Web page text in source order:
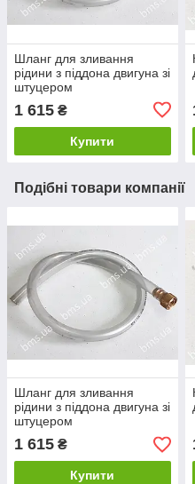
Шланг для зливання
рідини з піддона двигуна зі
штуцером
1 615 ₴
Купити
Подібні товари компанії
Шланг для зливання
рідини з піддона двигуна зі
штуцером
1 615 ₴
Купити